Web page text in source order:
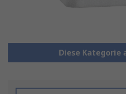
Diese Kategorie